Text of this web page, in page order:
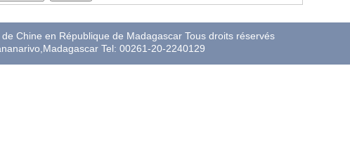
Chine en République de Madagascar Tous droits réservés
Tel: 00261-20-2240129